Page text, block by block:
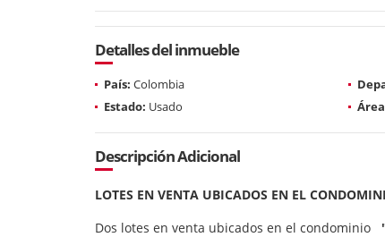
Detalles del inmueble
País: Colombia
Estado: Usado
Descripción Adicional
LOTES EN VENTA UBICADOS EN EL
Dos lotes en venta ubicados en el condominio